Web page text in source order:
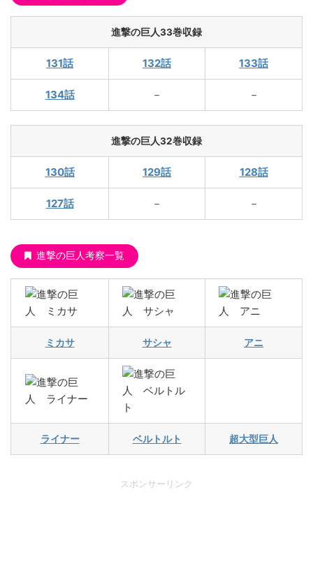
進撃の巨人33巻収録
131話 132話 133話
134話 － －
進撃の巨人32巻収録
130話 129話 128話
127話 － －
進撃の巨人考察一覧
ミカサ サシャ アニ
ライナー ベルトルト 超大型巨人
スポンサーリンク